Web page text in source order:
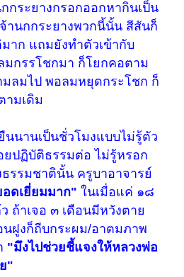
กระยางกรอกออกหากินเป็น
านกกระยางพวกนี้นั้น สีสันก็
าก แถมยังทำตัวเข้ากับ
กรรโชกมา ก็โยกคอตาม
มลมไป พอลมหยุดกระโชก ก็
ามเดิม
นนานเป็นชั่วโมงแบบไม่รู้ตัว
ยปฏิบัติธรรมต่อ ไม่รู้หรอก
รรมชาตินั้น ครูบาอาจารย์
ดเยี่ยมมาก"ในเมื่อแค่ ๑๘
ถ้าเจอ ๓ เดือนมีหวังตาย
ฝูงก็ถีบกระผม/อาตมภาพ
"มึงไปช่วยชี้แจงให้หลวงพ่อ
"